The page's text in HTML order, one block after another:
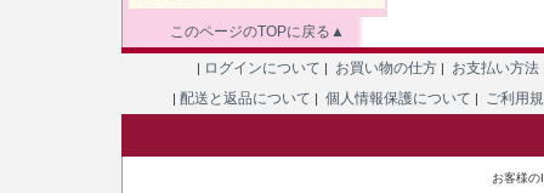
このページのTOPに戻る▲
| ログインについて | お買い物の仕方 | お支払い方法
| 配送と返品について | 個人情報保護について | ご利用
お客様